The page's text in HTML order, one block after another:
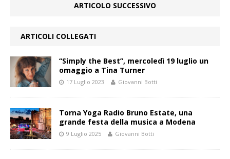
ARTICOLO SUCCESSIVO
ARTICOLI COLLEGATI
“Simply the Best”, mercoledì 19 luglio un
omaggio a Tina Turner
17 Luglio 2023 Giovanni Botti
Torna Yoga Radio Bruno Estate, una
grande festa della musica a Modena
9 Luglio 2025 Giovanni Botti